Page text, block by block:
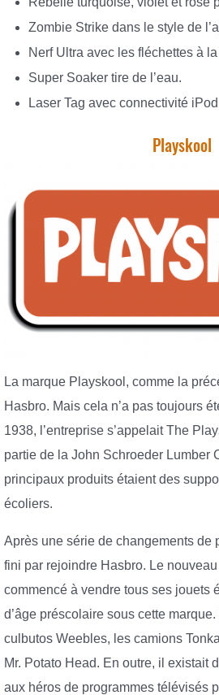
Zombie Strike dans le style de
Nerf Ultra avec les fléchettes à
Super Soaker tire de l’eau.
Laser Tag avec connectivité
Playskool
La marque Playskool, comme la
Hasbro. Mais cela n’a pas toujours
1938, l’entreprise s’appelait The
partie de la John Schroeder Lumber
principaux produits étaient des
écoliers.
Après une série de changements de
fini par rejoindre Hasbro. Le
commencé à vendre tous ses jouets
d’âge préscolaire sous cette
culbutos Weebles, les camions
Mr. Potato Head. En outre, il existait
aux héros de programmes télévisés